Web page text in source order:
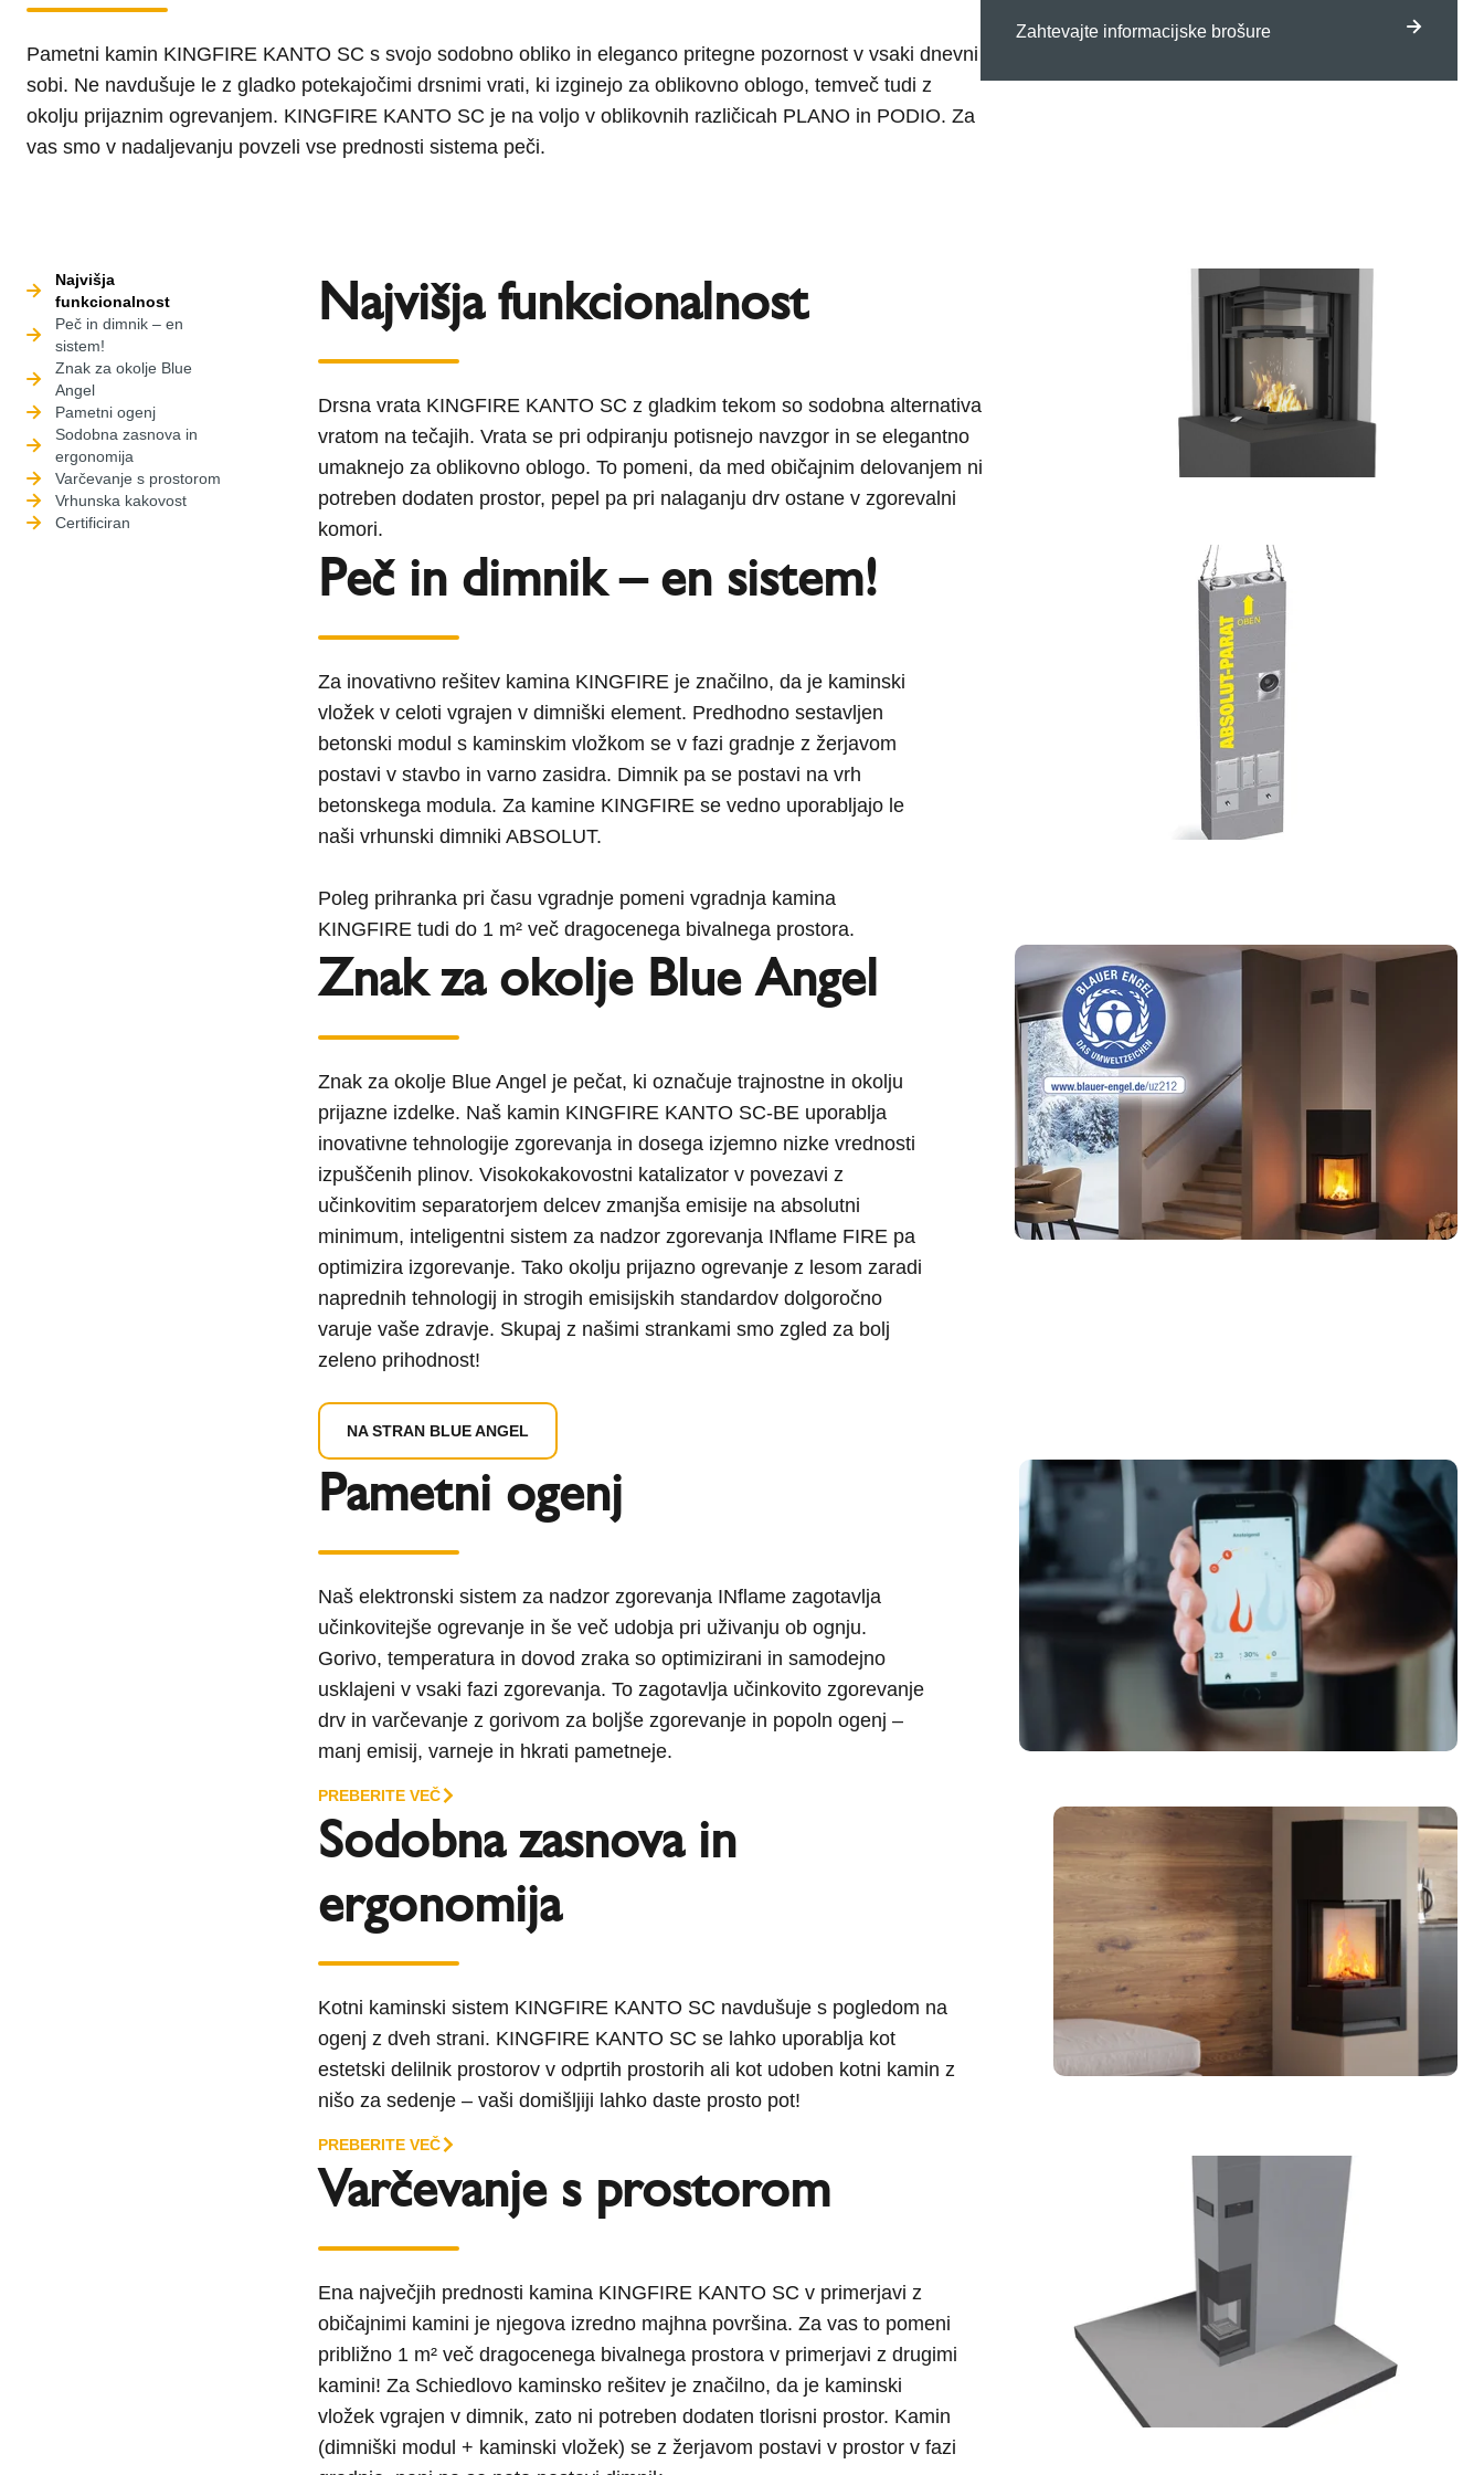
Pametni kamin KINGFIRE KANTO SC s svojo sodobno obliko in eleganco pritegne pozornost v vsaki dnevni
sobi. Ne navdušuje le z gladko potekajočimi drsnimi vrati, ki izginejo za oblikovno oblogo, temveč tudi z
okolju prijaznim ogrevanjem. KINGFIRE KANTO SC je na voljo v oblikovnih različicah PLANO in PODIO. Za
vas smo v nadaljevanju povzeli vse prednosti sistema peči.
Zahtevajte informacijske brošure
Najvišja
funkcionalnost
Peč in dimnik – en
sistem!
Znak za okolje Blue
Angel
Pametni ogenj
Sodobna zasnova in
ergonomija
Varčevanje s prostorom
Vrhunska kakovost
Certificiran
Najvišja funkcionalnost
Drsna vrata KINGFIRE KANTO SC z gladkim tekom so sodobna alternativa
vratom na tečajih. Vrata se pri odpiranju potisnejo navzgor in se elegantno
umaknejo za oblikovno oblogo. To pomeni, da med običajnim delovanjem ni
potreben dodaten prostor, pepel pa pri nalaganju drv ostane v zgorevalni
komori.
Peč in dimnik – en sistem!
Za inovativno rešitev kamina KINGFIRE je značilno, da je kaminski
vložek v celoti vgrajen v dimniški element. Predhodno sestavljen
betonski modul s kaminskim vložkom se v fazi gradnje z žerjavom
postavi v stavbo in varno zasidra. Dimnik pa se postavi na vrh
betonskega modula. Za kamine KINGFIRE se vedno uporabljajo le
naši vrhunski dimniki ABSOLUT.
Poleg prihranka pri času vgradnje pomeni vgradnja kamina
KINGFIRE tudi do 1 m² več dragocenega bivalnega prostora.
Znak za okolje Blue Angel
Znak za okolje Blue Angel je pečat, ki označuje trajnostne in okolju
prijazne izdelke. Naš kamin KINGFIRE KANTO SC-BE uporablja
inovativne tehnologije zgorevanja in dosega izjemno nizke vrednosti
izpuščenih plinov. Visokokakovostni katalizator v povezavi z
učinkovitim separatorjem delcev zmanjša emisije na absolutni
minimum, inteligentni sistem za nadzor zgorevanja INflame FIRE pa
optimizira izgorevanje. Tako okolju prijazno ogrevanje z lesom zaradi
naprednih tehnologij in strogih emisijskih standardov dolgoročno
varuje vaše zdravje. Skupaj z našimi strankami smo zgled za bolj
zeleno prihodnost!
NA STRAN BLUE ANGEL
Pametni ogenj
Naš elektronski sistem za nadzor zgorevanja INflame zagotavlja
učinkovitejše ogrevanje in še več udobja pri uživanju ob ognju.
Gorivo, temperatura in dovod zraka so optimizirani in samodejno
usklajeni v vsaki fazi zgorevanja. To zagotavlja učinkovito zgorevanje
drv in varčevanje z gorivom za boljše zgorevanje in popoln ogenj –
manj emisij, varneje in hkrati pametneje.
PREBERITE VEČ
Sodobna zasnova in
ergonomija
Kotni kaminski sistem KINGFIRE KANTO SC navdušuje s pogledom na
ogenj z dveh strani. KINGFIRE KANTO SC se lahko uporablja kot
estetski delilnik prostorov v odprtih prostorih ali kot udoben kotni kamin z
nišo za sedenje – vaši domišljiji lahko daste prosto pot!
PREBERITE VEČ
Varčevanje s prostorom
Ena največjih prednosti kamina KINGFIRE KANTO SC v primerjavi z
običajnimi kamini je njegova izredno majhna površina. Za vas to pomeni
približno 1 m² več dragocenega bivalnega prostora v primerjavi z drugimi
kamini! Za Schiedlovo kaminsko rešitev je značilno, da je kaminski
vložek vgrajen v dimnik, zato ni potreben dodaten tlorisni prostor. Kamin
(dimniški modul + kaminski vložek) se z žerjavom postavi v prostor v fazi